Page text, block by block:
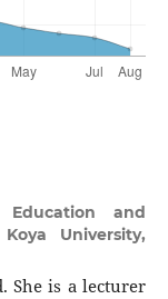
and
University,
She is a lecturer